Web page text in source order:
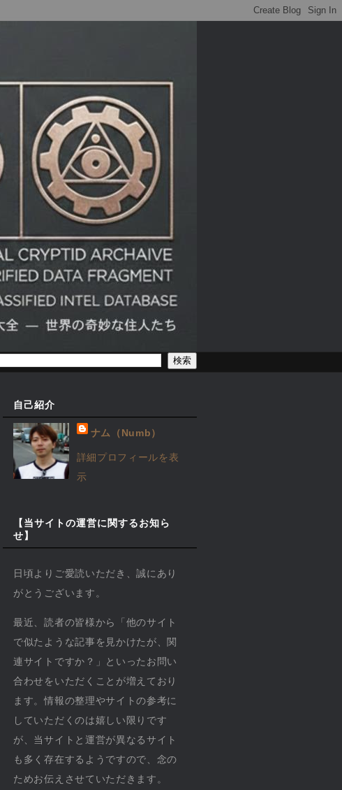
自己紹介
ナム（Numb）
詳細プロフィールを表
示
【当サイトの運営に関するお知ら
せ】
日頃よりご愛読いただき、誠にあり
がとうございます。
最近、読者の皆様から「他のサイト
で似たような記事を見かけたが、関
連サイトですか？」といったお問い
合わせをいただくことが増えており
ます。情報の整理やサイトの参考に
していただくのは嬉しい限りです
が、当サイトと運営が異なるサイト
も多く存在するようですので、念の
ためお伝えさせていただきます。